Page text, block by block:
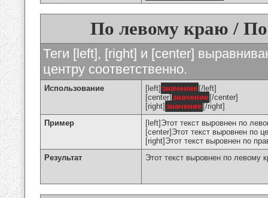
По левому краю /
Теги [left], [right] и [center]
центру соответственно.
Использование [left] значение [/left]
[center] значение [/center]
[right] значение [/right]
Пример
[left]Этот текст выровнен по
[center]Этот текст выровнен по
[right]Этот текст выровнен по
Результат
Этот текст выровнен по левому